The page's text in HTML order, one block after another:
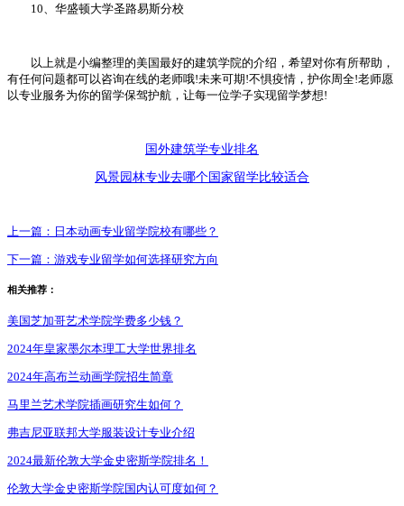
10、华盛顿大学圣路易斯分校
以上就是小编整理的美国最好的建筑学院的介绍，希望对你有所帮助，
有任何问题都可以咨询在线的老师哦!未来可期!不惧疫情，护你周全!老师愿
以专业服务为你的留学保驾护航，让每一位学子实现留学梦想!
国外建筑学专业排名
风景园林专业去哪个国家留学比较适合
上一篇： 日本动画专业留学院校有哪些？
下一篇： 游戏专业留学如何选择研究方向
相关推荐：
美国芝加哥艺术学院学费多少钱？
2024年皇家墨尔本理工大学世界排名
2024年高布兰动画学院招生简章
马里兰艺术学院插画研究生如何？
弗吉尼亚联邦大学服装设计专业介绍
2024最新伦敦大学金史密斯学院排名！
伦敦大学金史密斯学院国内认可度如何？